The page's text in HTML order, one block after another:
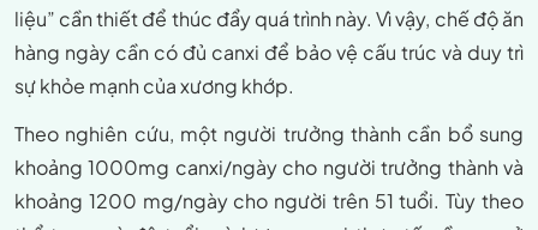
liệu” cần thiết để thúc đẩy quá trình này. Vì vậy, chế độ ăn
hàng ngày cần có đủ canxi để bảo vệ cấu trúc và duy trì
sự khỏe mạnh của xương khớp.
Theo nghiên cứu, một người trưởng thành cần bổ sung
khoảng 1000mg canxi/ngày cho người trưởng thành và
khoảng 1200 mg/ngày cho người trên 51 tuổi. Tùy theo